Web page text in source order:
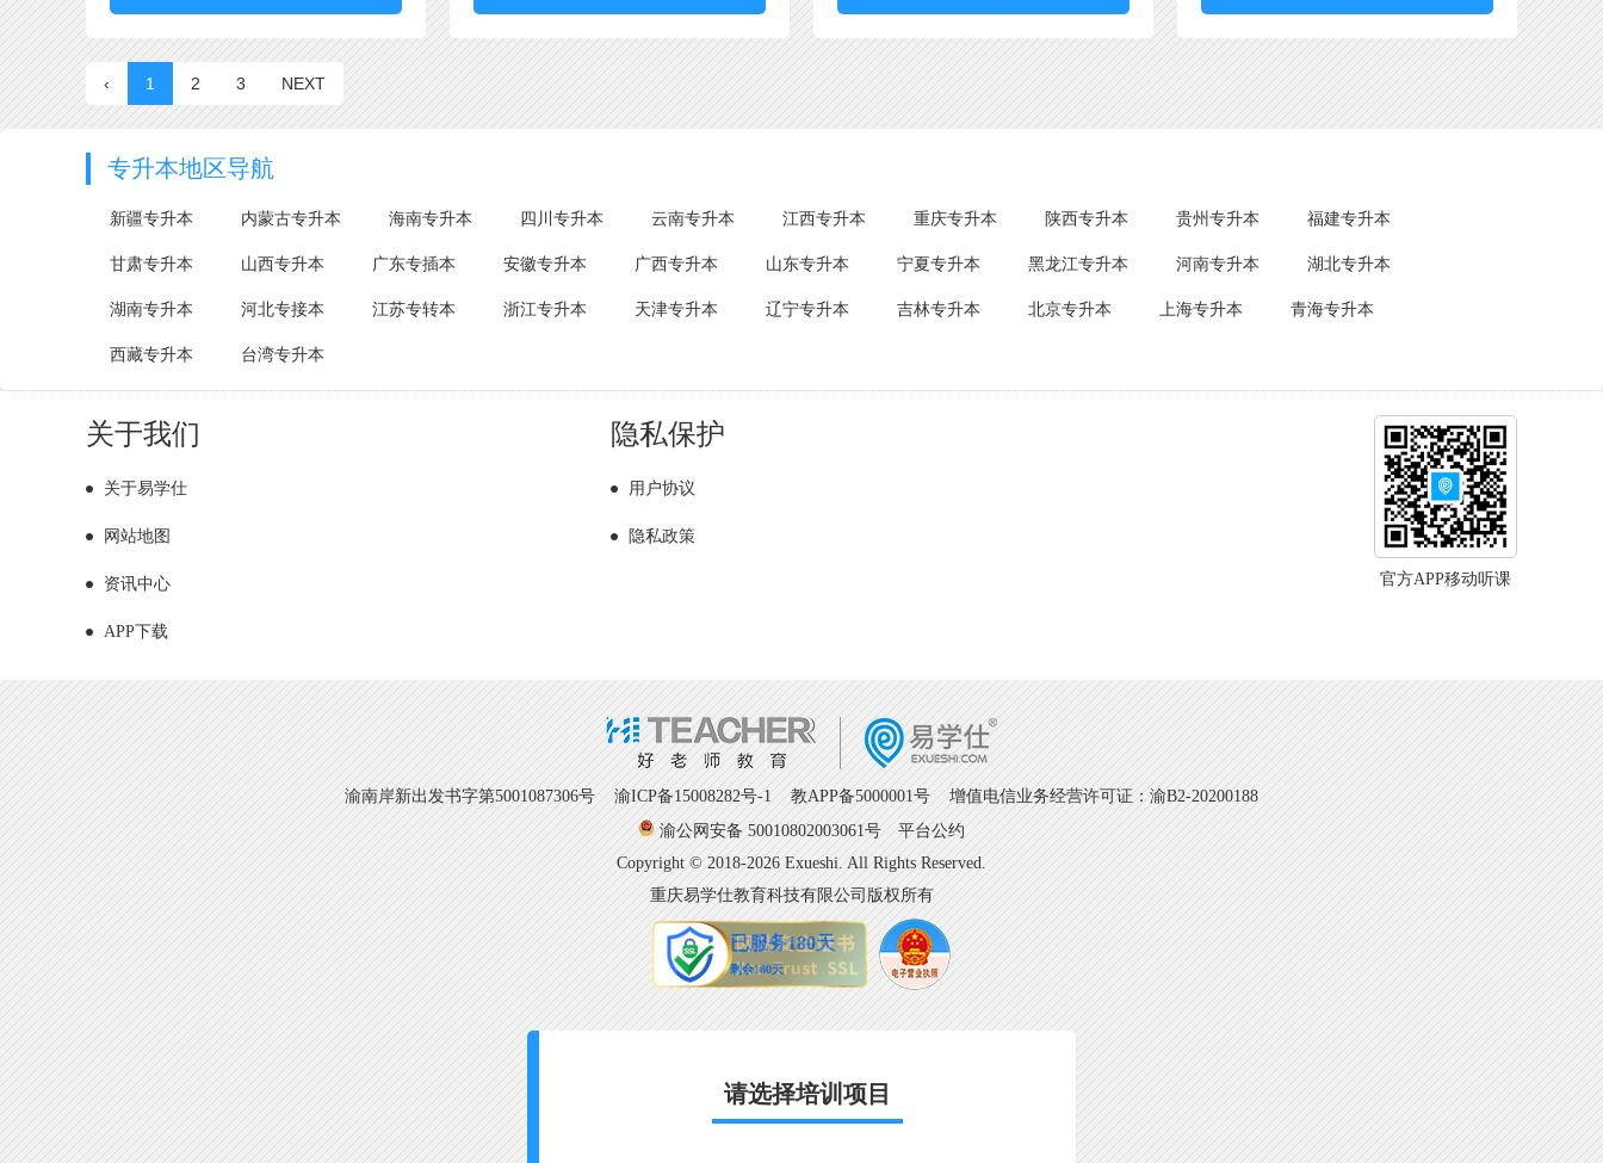
‹ 1 2 3 NEXT
专升本地区导航
新疆专升本 内蒙古专升本 海南专升本 四川专升本 云南专升本 江西专升本 重庆专升本 陕西专升本 贵州专升本 福建专升本
甘肃专升本 山西专升本 广东专插本 安徽专升本 广西专升本 山东专升本 宁夏专升本 黑龙江专升本 河南专升本 湖北专升本
湖南专升本 河北专接本 江苏专转本 浙江专升本 天津专升本 辽宁专升本 吉林专升本 北京专升本 上海专升本 青海专升本
西藏专升本 台湾专升本
关于我们
关于易学仕
网站地图
资讯中心
APP下载
隐私保护
用户协议
隐私政策
官方APP移动听课
渝南岸新出发书字第5001087306号 渝ICP备15008282号-1 教APP备5000001号 增值电信业务经营许可证：渝B2-20200188
渝公网安备 50010802003061号
平台公约
Copyright © 2018-2026 Exueshi. All Rights Reserved.
重庆易学仕教育科技有限公司版权所有
请选择培训项目